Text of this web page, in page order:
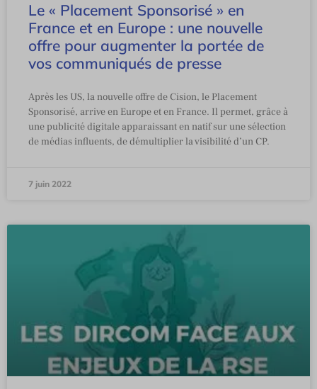
Le « Placement Sponsorisé » en
France et en Europe : une nouvelle
offre pour augmenter la portée de
vos communiqués de presse
Après les US, la nouvelle offre de Cision, le Placement
Sponsorisé, arrive en Europe et en France. Il permet, grâce à
une publicité digitale apparaissant en natif sur une sélection
de médias influents, de démultiplier la visibilité d’un CP.
7 juin 2022